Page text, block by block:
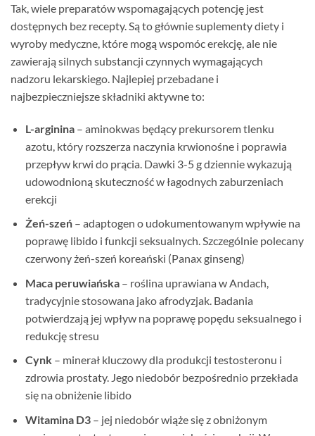
Tak, wiele preparatów wspomagających potencję jest
dostępnych bez recepty. Są to głównie suplementy diety i
wyroby medyczne, które mogą wspomóc erekcję, ale nie
zawierają silnych substancji czynnych wymagających
nadzoru lekarskiego. Najlepiej przebadane i
najbezpieczniejsze składniki aktywne to:
L-arginina– aminokwas będący prekursorem tlenku
azotu, który rozszerza naczynia krwionośne i poprawia
przepływ krwi do prącia. Dawki 3-5 g dziennie wykazują
udowodnioną skuteczność w łagodnych zaburzeniach
erekcji
Żeń-szeń– adaptogen o udokumentowanym wpływie na
poprawę libido i funkcji seksualnych. Szczególnie polecany
czerwony żeń-szeń koreański (Panax ginseng)
Maca peruwiańska– roślina uprawiana w Andach,
tradycyjnie stosowana jako afrodyzjak. Badania
potwierdzają jej wpływ na poprawę popędu seksualnego i
redukcję stresu
Cynk– minerał kluczowy dla produkcji testosteronu i
zdrowia prostaty. Jego niedobór bezpośrednio przekłada
się na obniżenie libido
Witamina D3– jej niedobór wiąże się z obniżonym